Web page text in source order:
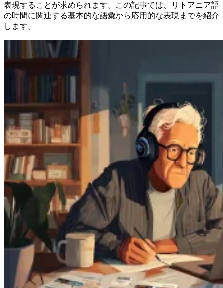
表現することが求められます。この記事では、リトアニア語
の時間に関連する基本的な語彙から応用的な表現までを紹介
します。